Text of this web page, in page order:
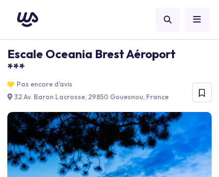
Escale Oceania Brest Aéroport
***
Pas encore d'avis
32 Av. Baron Lacrosse, 29850 Gouesnou, France